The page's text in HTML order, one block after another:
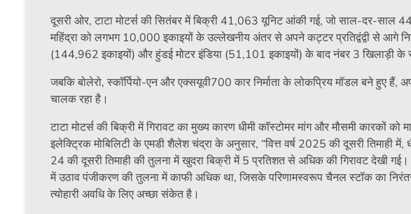
दूसरी ओर, टाटा मोटर्स की सितंबर में बिक्री 41,063 यूनिट आंकी गई, जो साल-दर-साल
महिंद्रा को लगभग 10,000 इकाइयों के उल्लेखनीय अंतर से अपने कट्टर प्रतिद्वंद्वी से आगे
(144,962 इकाइयों) और हुंडई मोटर इंडिया (51,101 इकाइयों) के बाद नंबर 3 खिलाड़ी के
जबकि बोलेरो, स्कॉर्पियो-एन और एक्सयूवी700 कार निर्माता के लोकप्रिय मॉडल बने हुए
चालक रहा है।
टाटा मोटर्स की बिक्री में गिरावट का मुख्य कारण धीमी कॉस्टोमर मांग और मौसमी कारकों
इलेक्ट्रिक मोबिलिटी के एमडी शैलेश चंद्रा के अनुसार, “वित्त वर्ष 2025 की दूसरी तिमाही में,
24 की दूसरी तिमाही की तुलना में खुदरा बिक्री में 5 प्रतिशत से अधिक की गिरावट देखी
में उठाव पंजीकरण की तुलना में काफी अधिक था, जिसके परिणामस्वरूप चैनल स्टॉक का
त्योहारी अवधि के लिए अच्छा संकेत है।